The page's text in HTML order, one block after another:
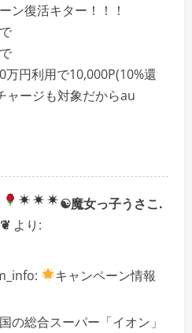
ン復活キター！！！
万円利用で10,000P(10%還
ャージも対象だからau
☯魔女っ子うさこ.
より:
キャンペーン情報
の総合スーパー「イオン」